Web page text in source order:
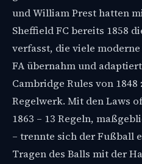
und William Prest hatten
Sheffield FC bereits 1858
verfasst, die viele
FA übernahm und
Cambridge Rules von
Regelwerk. Mit den Laws
1863 – 13 Regeln,
– trennte sich der Fußball
Tragen des Balls mit der